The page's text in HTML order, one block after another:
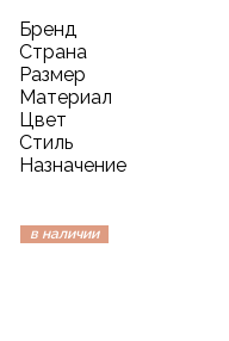
Бренд
Страна
Размер
Материал
Цвет
Стиль
Назначение
в наличии